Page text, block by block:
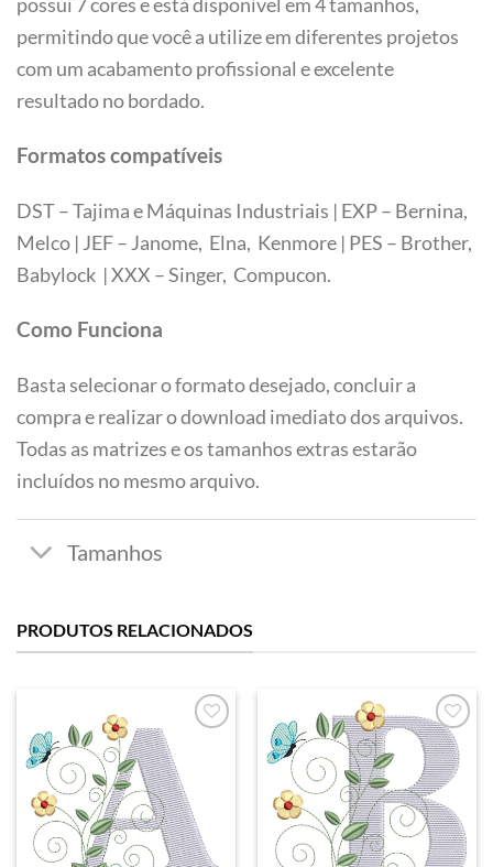
permitindo que você a utilize em diferentes projetos
com um acabamento profissional e excelente
resultado no bordado.
Formatos compatíveis
DST – Tajima e Máquinas Industriais | EXP – Bernina,
Melco | JEF – Janome, Elna, Kenmore | PES – Brother,
Babylock | XXX – Singer, Compucon.
Como Funciona
Basta selecionar o formato desejado, concluir a
compra e realizar o download imediato dos arquivos.
Todas as matrizes e os tamanhos extras estarão
incluídos no mesmo arquivo.
Tamanhos
PRODUTOS RELACIONADOS
Favoritar